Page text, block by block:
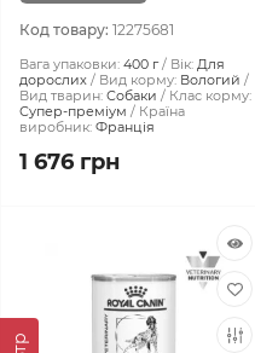
Код товару: 12275681
Вага упаковки: 400 г Вік: Для
дорослих
Вид корму: Вологий
Вид тварин: Собаки
Клас корму:
Супер-преміум
Країна
виробник: Франція
1 676 грн